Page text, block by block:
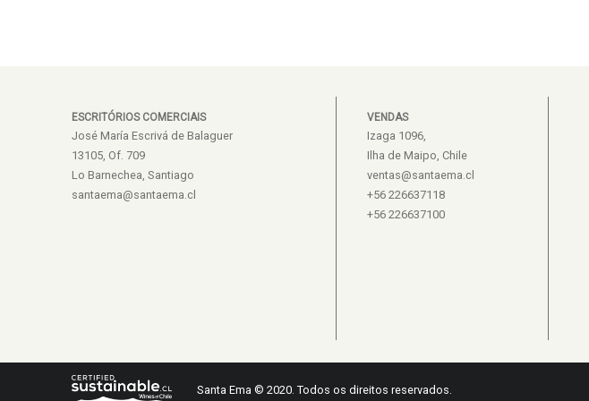
ESCRITÓRIOS COMERCIAIS
José María Escrivá de Balaguer
13105, Of. 709
Lo Barnechea, Santiago
santaema@santaema.cl
VENDAS
Izaga 1096,
Ilha de Maipo, Chile
ventas@santaema.cl
+56 226637118
+56 226637100
Santa Ema © 2020. Todos os direitos reservados.